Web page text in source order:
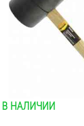
В НАЛИЧИИ